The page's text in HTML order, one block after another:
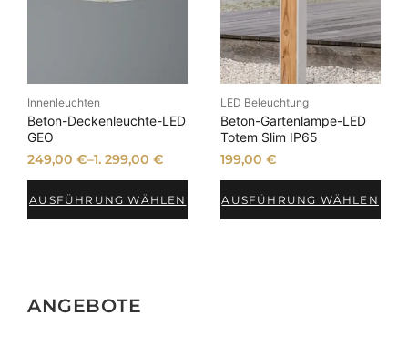
Innenleuchten
Beton-Deckenleuchte-LED
GEO
249,00€–1. 299,00€
AUSFÜHRUNG WÄHLEN
LED Beleuchtung
Beton-Gartenlampe-LED
Totem Slim IP65
199,00 €
AUSFÜHRUNG WÄHLEN
ANGEBOTE